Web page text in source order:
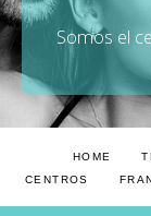
Somos el
HOME
CENTROS